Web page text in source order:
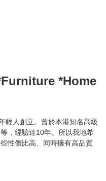
*Home
輕人創立。曾於本港知名高級
，經驗達10年。所以我地希
性價比高、同時擁有高品質